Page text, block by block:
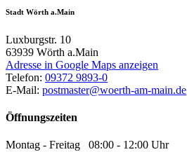
Stadt Wörth a.Main
Luxburgstr. 10
63939 Wörth a.Main
Adresse in Google Maps anzeigen
Telefon: 09372 9893-0
E-Mail: postmaster@woerth-am-main.de
Öffnungszeiten
Montag - Freitag 08:00 - 12:00 Uhr